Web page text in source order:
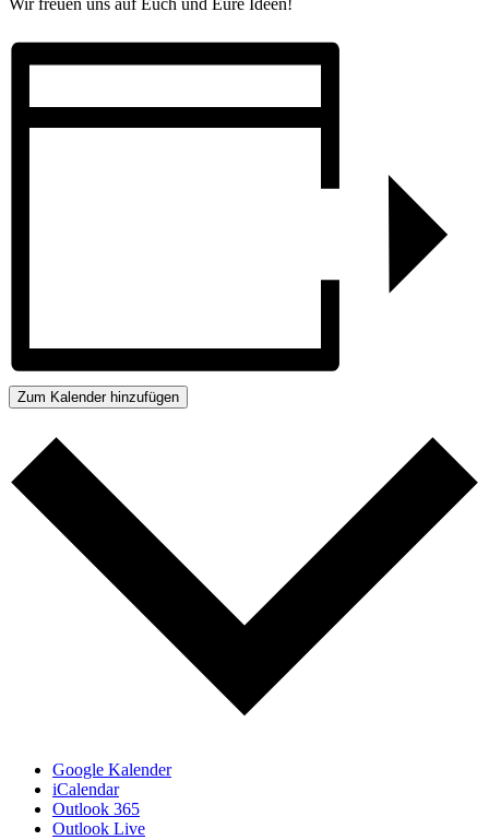
Wir freuen uns auf Euch und Eure Ideen!
Zum Kalender hinzufügen
Google Kalender
iCalendar
Outlook 365
Outlook Live